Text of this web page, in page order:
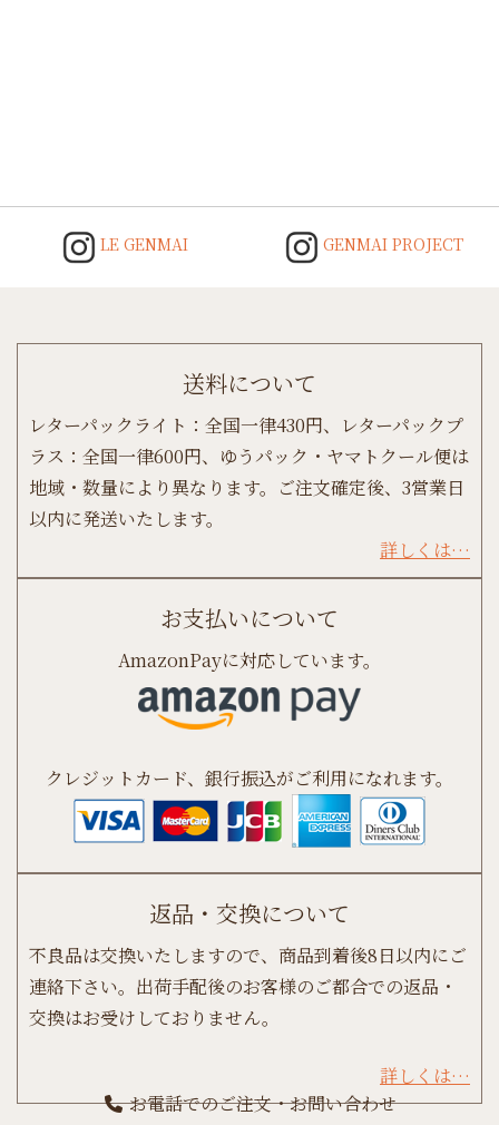
LE GENMAI GENMAI PROJECT
送料について
レターパックライト：全国一律430円、レターパックプ
ラス：全国一律600円、ゆうパック・ヤマトクール便は
地域・数量により異なります。ご注文確定後、3営業日
以内に発送いたします。
詳しくは…
お支払いについて
AmazonPayに対応しています。
クレジットカード、銀行振込がご利用になれます。
返品・交換について
不良品は交換いたしますので、商品到着後8日以内にご
連絡下さい。出荷手配後のお客様のご都合での返品・
交換はお受けしておりません。
詳しくは…
お電話でのご注文・お問い合わせ